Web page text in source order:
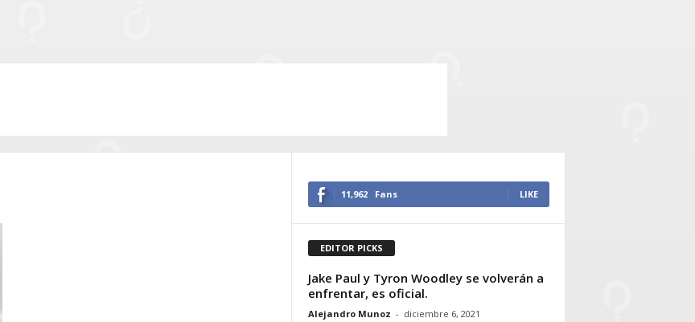
11,962 Fans LIKE
EDITOR PICKS
Jake Paul y Tyron Woodley se volverán a
enfrentar, es oficial.
Alejandro Munoz - diciembre 6, 2021